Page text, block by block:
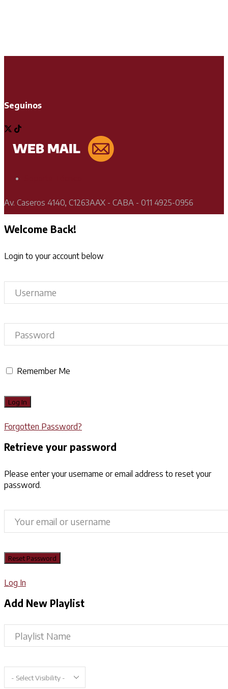
Seguinos
Av. Caseros 4140, C1263AAX - CABA - 011 4925-0956
Welcome Back!
Login to your account below
Remember Me
Forgotten Password?
Retrieve your password
Please enter your username or email address to reset your
password.
Log In
Add New Playlist